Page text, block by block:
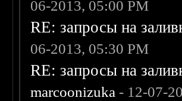
06-2013, 05:00 PM
RE: запросы на
06-2013, 05:30 PM
RE: запросы на
marcoonizuka - 12-07-